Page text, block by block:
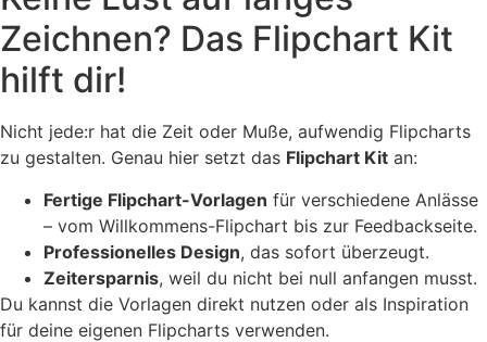
Zeichnen? Das Flipchart Kit
hilft dir!
Nicht jede:r hat die Zeit oder Muße, aufwendig Flipcharts
zu gestalten. Genau hier setzt das Flipchart Kit an:
Fertige Flipchart-Vorlagen für verschiedene Anlässe
– vom Willkommens-Flipchart bis zur Feedbackseite.
Professionelles Design, das sofort überzeugt.
Zeitersparnis, weil du nicht bei null anfangen musst.
Du kannst die Vorlagen direkt nutzen oder als Inspiration
für deine eigenen Flipcharts verwenden.